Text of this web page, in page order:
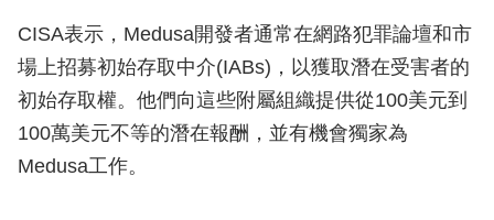
CISA表示，Medusa開發者通常在網路犯罪論壇和市
場上招募初始存取中介(IABs)，以獲取潛在受害者的
初始存取權。他們向這些附屬組織提供從100美元到
100萬美元不等的潛在報酬，並有機會獨家為
Medusa工作。